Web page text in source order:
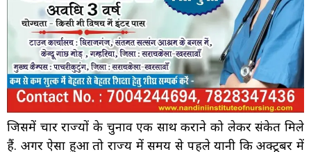
जिसमें चार राज्यों के चुनाव एक साथ कराने को लेकर संकेत मिले
हैं. अगर ऐसा हुआ तो राज्य में समय से पहले यानी कि अक्टूबर में